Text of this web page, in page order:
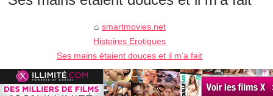
smartmovies.net
Histoires Erotiques
Ses mains étaient douces et il m’a fait